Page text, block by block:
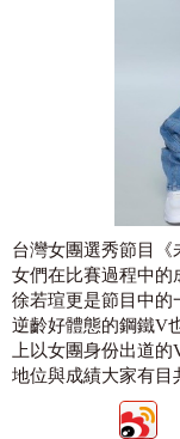
台灣女團選秀節目
女們在比賽過程中的
徐若瑄更是節目中的
逆齡好體態的鋼鐵V
上以女團身份出道
地位與成績大家有目